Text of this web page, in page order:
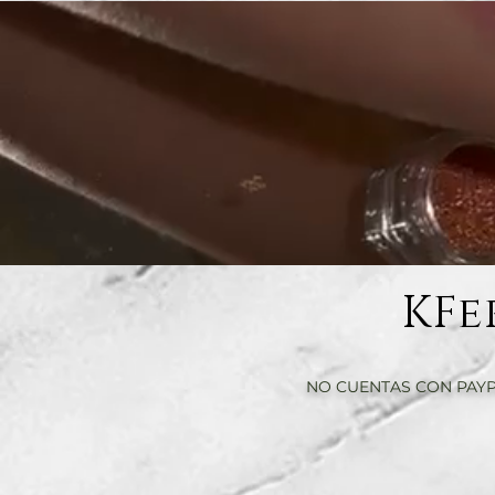
NO CUENTAS CON